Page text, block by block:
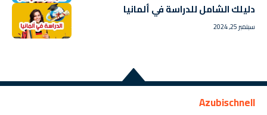
دليلك الشامل للدراسة في ألمانيا
سبتمبر 25, 2024
Azubischnell